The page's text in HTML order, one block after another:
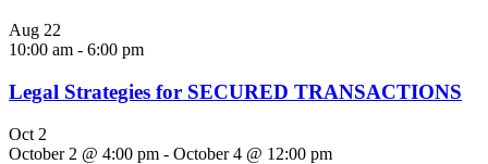
Aug 22
10:00 am - 6:00 pm
Legal Strategies for SECURED TRANSACTIONS
Oct 2
October 2 @ 4:00 pm - October 4 @ 12:00 pm